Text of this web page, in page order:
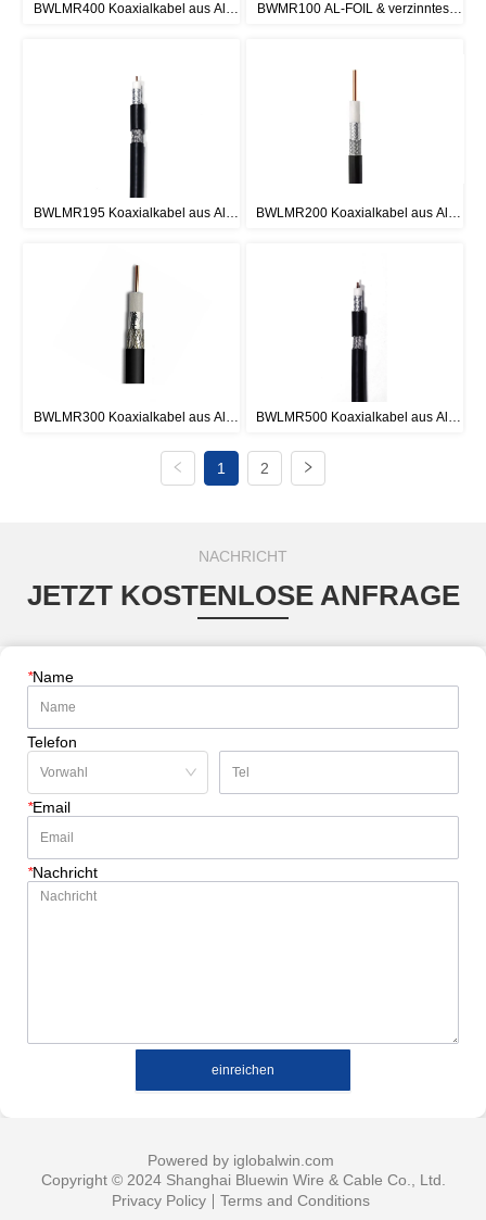
BWLMR400 Koaxialkabel aus Al-
BWMR100 AL-FOIL & verzinntes
BWLMR195 Koaxialkabel aus Al-
BWLMR200 Koaxialkabel aus Al-
BWLMR300 Koaxialkabel aus Al-
BWLMR500 Koaxialkabel aus Al-
1 2
NACHRICHT
JETZT KOSTENLOSE ANFRAGE
*Name
Telefon
*Email
*Nachricht
einreichen
Powered by iglobalwin.com
Copyright © 2024 Shanghai Bluewin Wire & Cable Co., Ltd.
Privacy Policy
Terms and Conditions